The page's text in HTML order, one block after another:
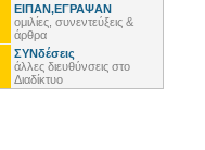
ΕΙΠΑΝ,ΕΓΡΑΨΑΝ
ομιλίες, συνεντεύξεις &
άρθρα
ΣΥΝδέσεις
άλλες διευθύνσεις στο
Διαδίκτυο